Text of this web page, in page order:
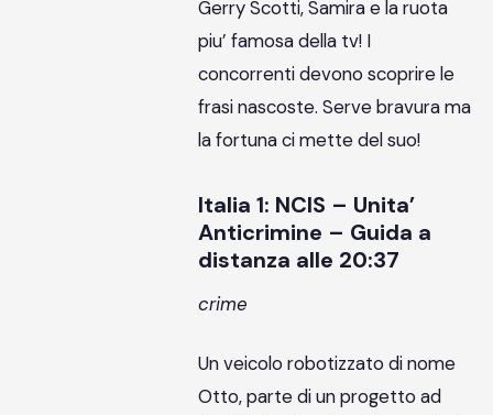
Gerry Scotti, Samira e la ruota
piu’ famosa della tv! I
concorrenti devono scoprire le
frasi nascoste. Serve bravura ma
la fortuna ci mette del suo!
Italia 1: NCIS – Unita’
Anticrimine – Guida a
distanza alle 20:37
crime
Un veicolo robotizzato di nome
Otto, parte di un progetto ad